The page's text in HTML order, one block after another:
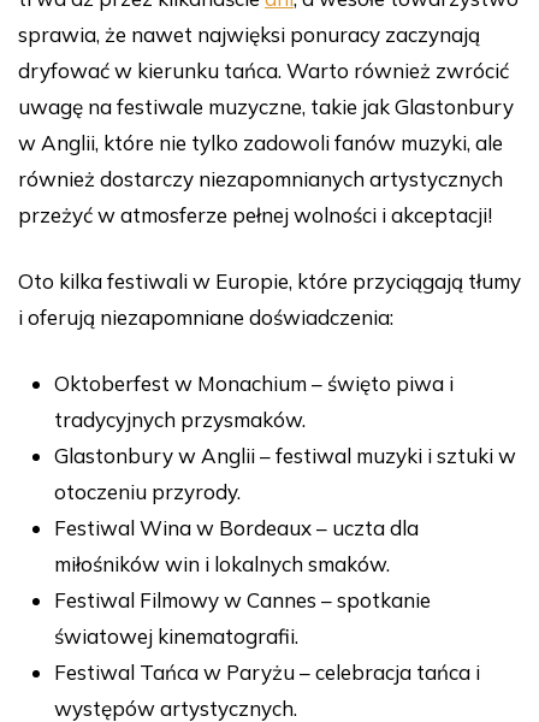
sprawia, że nawet najwięksi ponuracy zaczynają
dryfować w kierunku tańca. Warto również zwrócić
uwagę na festiwale muzyczne, takie jak Glastonbury
w Anglii, które nie tylko zadowoli fanów muzyki, ale
również dostarczy niezapomnianych artystycznych
przeżyć w atmosferze pełnej wolności i akceptacji!
Oto kilka festiwali w Europie, które przyciągają tłumy
i oferują niezapomniane doświadczenia:
Oktoberfest w Monachium – święto piwa i
tradycyjnych przysmaków.
Glastonbury w Anglii – festiwal muzyki i sztuki w
otoczeniu przyrody.
Festiwal Wina w Bordeaux – uczta dla
miłośników win i lokalnych smaków.
Festiwal Filmowy w Cannes – spotkanie
światowej kinematografii.
Festiwal Tańca w Paryżu – celebracja tańca i
występów artystycznych.